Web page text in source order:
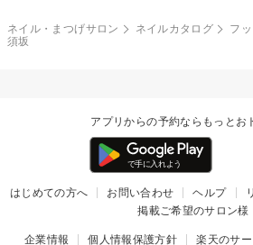
ネイル・まつげサロン ネイルカタログ フッ
須坂
アプリからの予約ならもっとお
はじめての方へ お問い合わせ ヘルプ
掲載ご希望のサロン様
企業情報 個人情報保護方針 楽天のサ